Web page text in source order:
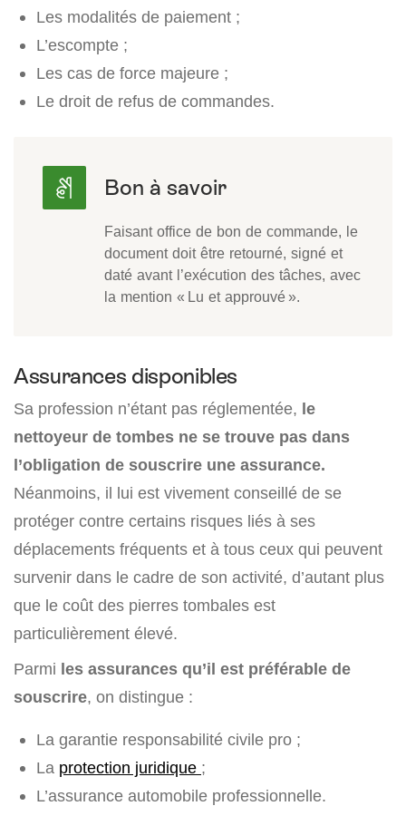
Les modalités de paiement ;
L’escompte ;
Les cas de force majeure ;
Le droit de refus de commandes.
Faisant office de bon de commande, le
document doit être retourné, signé et
daté avant l’exécution des tâches, avec
la mention « Lu et approuvé ».
Assurances disponibles
Sa profession n’étant pas réglementée, le
nettoyeur de tombes ne se trouve pas dans
l’obligation de souscrire une assurance.
Néanmoins, il lui est vivement conseillé de se
protéger contre certains risques liés à ses
déplacements fréquents et à tous ceux qui peuvent
survenir dans le cadre de son activité, d’autant plus
que le coût des pierres tombales est
particulièrement élevé.
Parmi les assurances qu’il est préférable de
souscrire, on distingue :
La garantie responsabilité civile pro ;
La protection juridique ;
L’assurance automobile professionnelle.